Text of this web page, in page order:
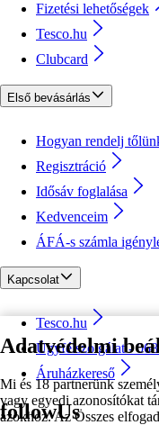
Adatvédelmi
Mi és 18 partnerünk
vagy egyedi azonosítókat
azokhoz. Az Összes
Fizetési lehetőségek
Tesco.hu
Clubcard
Első bevásárlás
Hogyan rendelj
Regisztráció
Idősáv foglalása
Kedvenceim
ÁFÁ-s számla
Kapcsolat
Tesco.hu
Ügyfélszolgálat -
Áruházkereső
followUs